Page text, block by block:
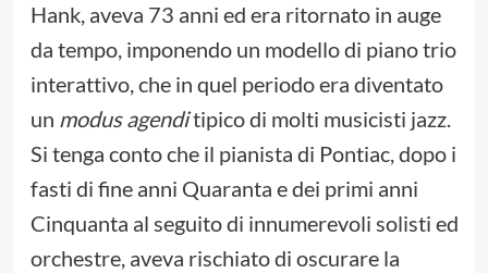
Hank, aveva 73 anni ed era ritornato in auge
da tempo, imponendo un modello di piano trio
interattivo, che in quel periodo era diventato
un modus agenditipico di molti musicisti jazz.
Si tenga conto che il pianista di Pontiac, dopo i
fasti di fine anni Quaranta e dei primi anni
Cinquanta al seguito di innumerevoli solisti ed
orchestre, aveva rischiato di oscurare la